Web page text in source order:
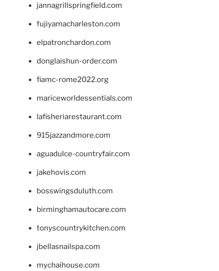
jannagrillspringfield.com
fujiyamacharleston.com
elpatronchardon.com
donglaishun-order.com
fiamc-rome2022.org
mariceworldessentials.com
lafisheriarestaurant.com
915jazzandmore.com
aguadulce-countryfair.com
jakehovis.com
bosswingsduluth.com
birminghamautocare.com
tonyscountrykitchen.com
jbellasnailspa.com
mychaihouse.com